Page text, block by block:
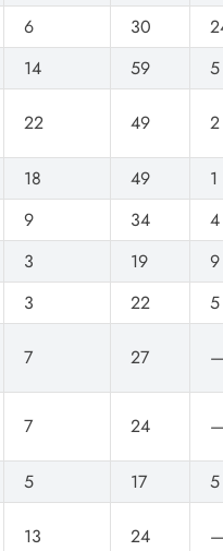
6 30
14 59 5
22 49 2
18 49 1
9 34 4
3 19 9
3 22 5
7 27 —
7 24 —
5 17 5
13 24 —